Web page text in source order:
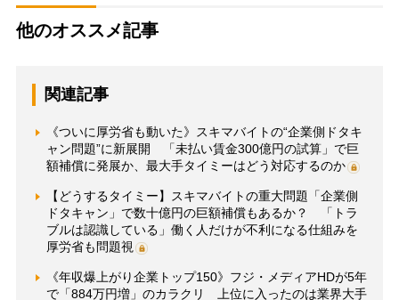
他のオススメ記事
関連記事
《ついに厚労省も動いた》スキマバイトの“企業側ドタキ
ャン問題”に新展開 「未払い賃金300億円の試算」で巨
額補償に発展か、最大手タイミーはどう対応するのか
【どうするタイミー】スキマバイトの重大問題「企業側
ドタキャン」で数十億円の巨額補償もあるか？ 「トラ
ブルは認識している」働く人だけが不利になる仕組みを
厚労省も問題視
《年収爆上がり企業トップ150》フジ・メディアHDが5年
で「884万円増」のカラクリ 上位に入ったのは業界大手